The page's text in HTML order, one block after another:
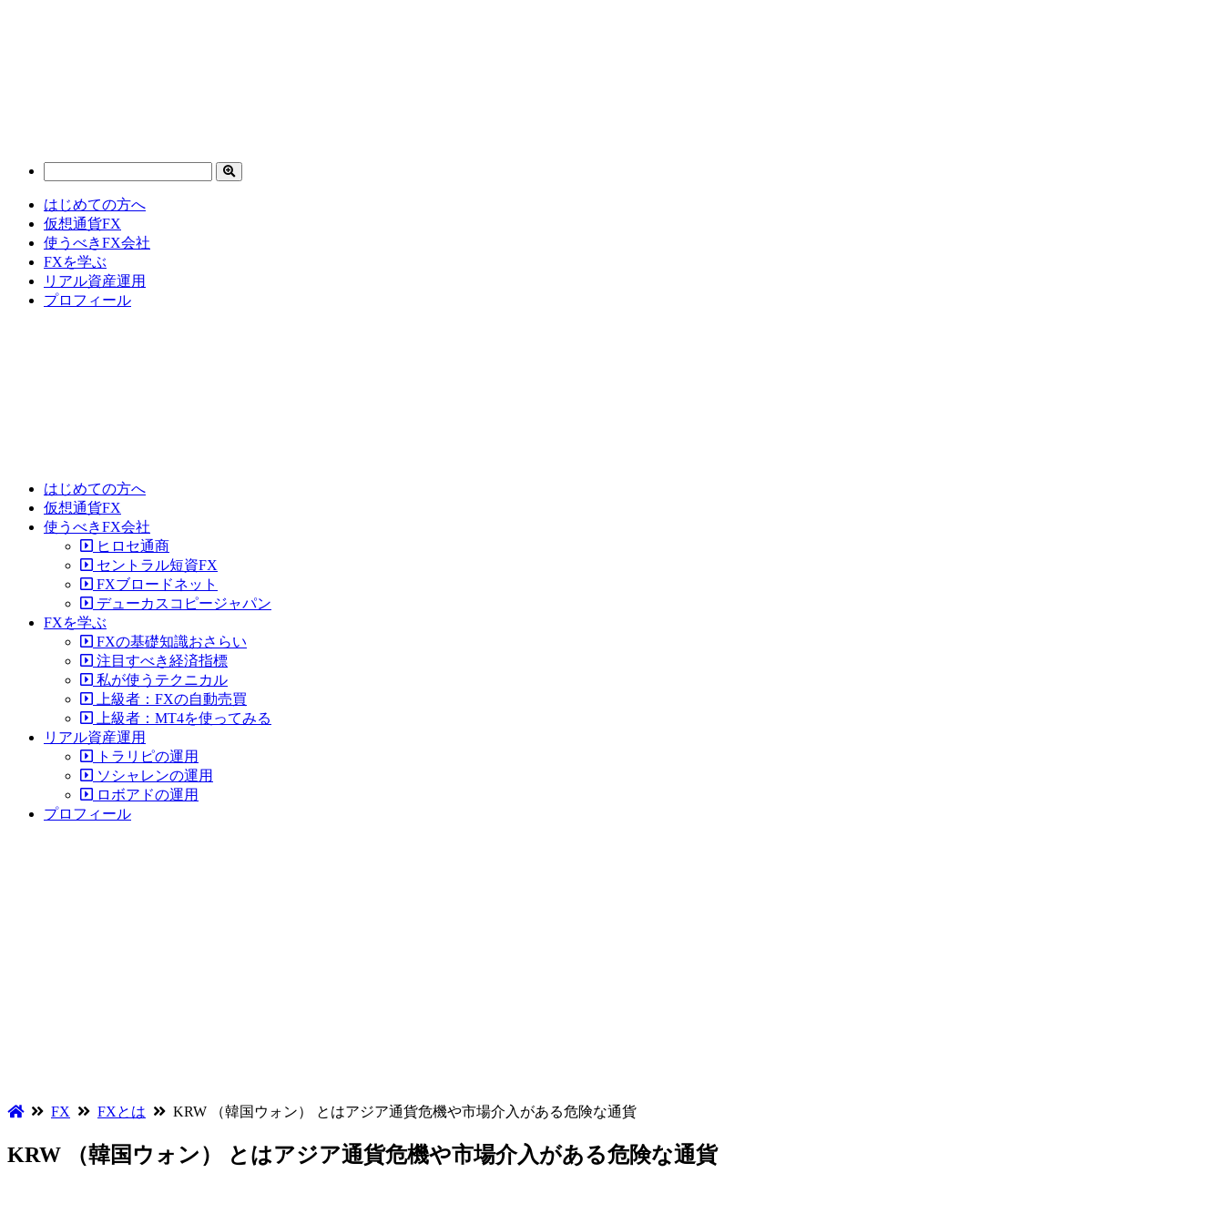
はじめての方へ
仮想通貨FX
使うべきFX会社
FXを学ぶ
リアル資産運用
プロフィール
はじめての方へ
仮想通貨FX
使うべきFX会社
ヒロセ通商
セントラル短資FX
FXブロードネット
デューカスコピージャパン
FXを学ぶ
FXの基礎知識おさらい
注目すべき経済指標
私が使うテクニカル
上級者：FXの自動売買
上級者：MT4を使ってみる
リアル資産運用
トラリピの運用
ソシャレンの運用
ロボアドの運用
プロフィール
FX FXとは KRW （韓国ウォン） とはアジア通貨危機や市場介入がある危険な通貨
KRW （韓国ウォン） とはアジア通貨危機や市場介入がある危険な通貨